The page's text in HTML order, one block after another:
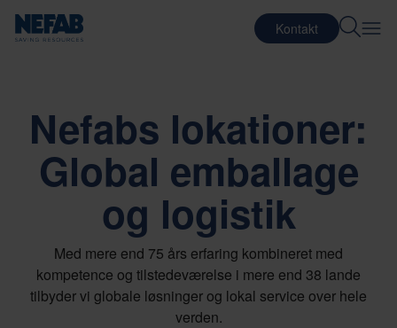
Kontakt
Nefabs lokationer:
Global emballage
og logistik
Med mere end 75 års erfaring kombineret med
kompetence og tilstedeværelse i mere end 38 lande
tilbyder vi globale løsninger og lokal service over hele
verden.